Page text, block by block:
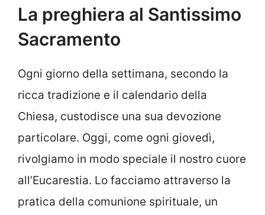
La preghiera al Santissimo
Sacramento
Ogni giorno della settimana, secondo la
ricca tradizione e il calendario della
Chiesa, custodisce una sua devozione
particolare. Oggi, come ogni giovedì,
rivolgiamo in modo speciale il nostro cuore
all’Eucarestia. Lo facciamo attraverso la
pratica della comunione spirituale, un